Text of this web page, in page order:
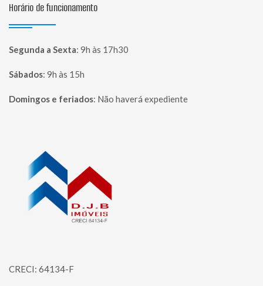
Horário de funcionamento
Segunda a Sexta: 9h às 17h30
Sábados: 9h às 15h
Domingos e feriados: Não haverá expediente
CRECI: 64134-F